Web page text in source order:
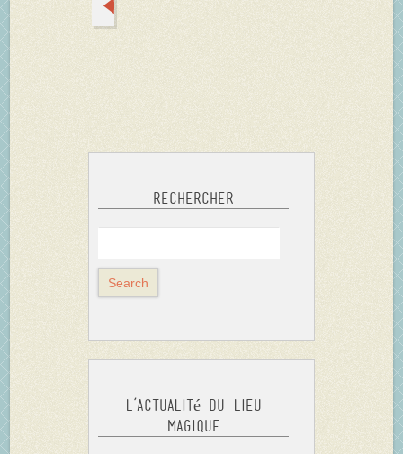
Rechercher
L’actualité du Lieu
Magique